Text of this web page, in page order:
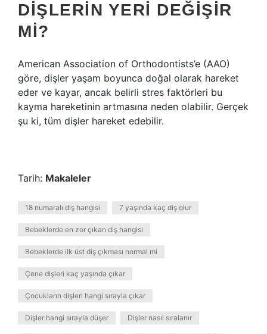
DIŞLERIN YERI DEĞIŞIR
MI?
American Association of Orthodontists’e (AAO)
göre, dişler yaşam boyunca doğal olarak hareket
eder ve kayar, ancak belirli stres faktörleri bu
kayma hareketinin artmasına neden olabilir. Gerçek
şu ki, tüm dişler hareket edebilir.
Tarih: Makaleler
18 numaralı diş hangisi 7 yaşında kaç diş olur
Bebeklerde en zor çıkan diş hangisi
Bebeklerde ilk üst diş çıkması normal mi
Çene dişleri kaç yaşında çıkar
Çocukların dişleri hangi sırayla çıkar
Dişler hangi sırayla düşer Dişler nasıl sıralanır